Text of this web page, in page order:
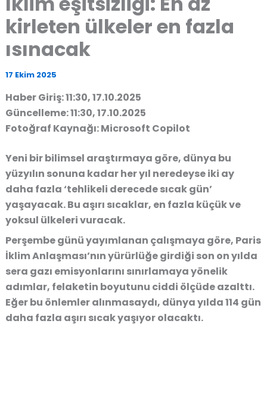
kirleten ülkeler en fazla
ısınacak
17 Ekim 2025
Haber Giriş: 11:30, 17.10.2025
Güncelleme: 11:30, 17.10.2025
Fotoğraf Kaynağı: Microsoft Copilot
Yeni bir bilimsel araştırmaya göre, dünya bu
yüzyılın sonuna kadar her yıl neredeyse iki ay
daha fazla ‘tehlikeli derecede sıcak gün’
yaşayacak. Bu aşırı sıcaklar, en fazla küçük ve
yoksul ülkeleri vuracak.
Perşembe günü yayımlanan çalışmaya göre, Paris
İklim Anlaşması’nın yürürlüğe girdiği son on yılda
sera gazı emisyonlarını sınırlamaya yönelik
adımlar, felaketin boyutunu ciddi ölçüde azalttı.
Eğer bu önlemler alınmasaydı, dünya yılda 114 gün
daha fazla aşırı sıcak yaşıyor olacaktı.